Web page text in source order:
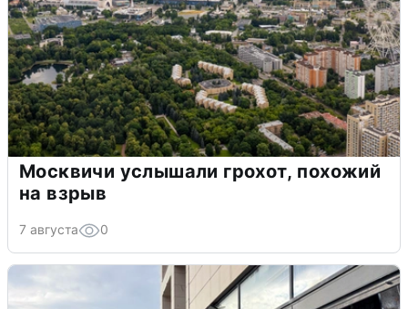
Москвичи услышали грохот, похожий
на взрыв
7 августа 0